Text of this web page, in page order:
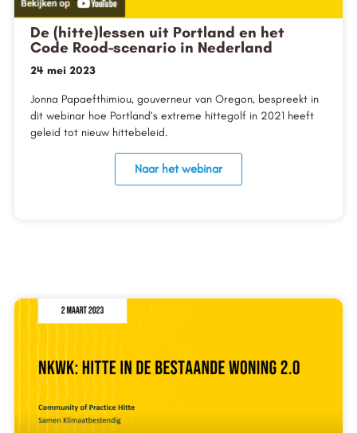
De (hitte)lessen uit Portland en het
Code Rood-scenario in Nederland
24 mei 2023
Jonna Papaefthimiou, gouverneur van Oregon, bespreekt in
dit webinar hoe Portland’s extreme hittegolf in 2021 heeft
geleid tot nieuw hittebeleid.
Naar het webinar